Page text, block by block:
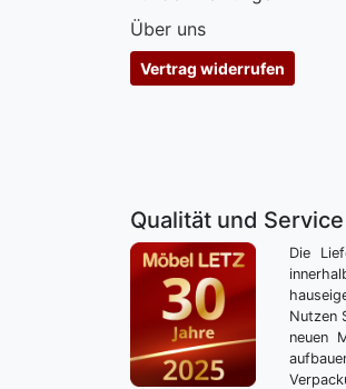
Über uns
Vertrag widerrufen
Qualität und
Die
Nutzen
neuen